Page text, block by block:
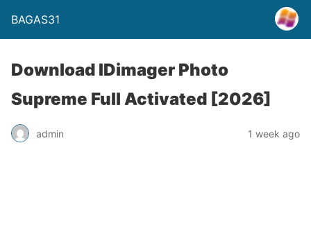
BAGAS31
Download IDimager Photo
Supreme Full Activated [2026]
admin 1 week ago